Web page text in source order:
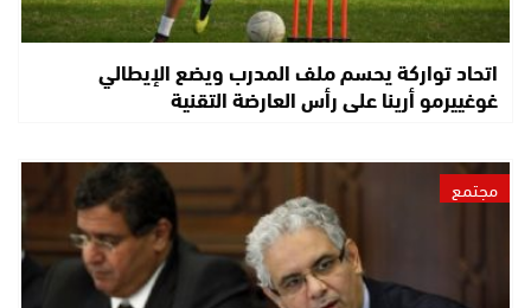
اتحاد تواركة يحسم ملف المدرب ويضع الإيطالي
غوغييرمو أرينا على رأس العارضة التقنية
مجتمع